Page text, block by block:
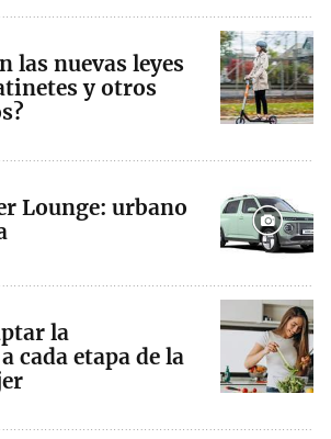
las nuevas leyes
y otros
Lounge: urbano
la
cada etapa de la